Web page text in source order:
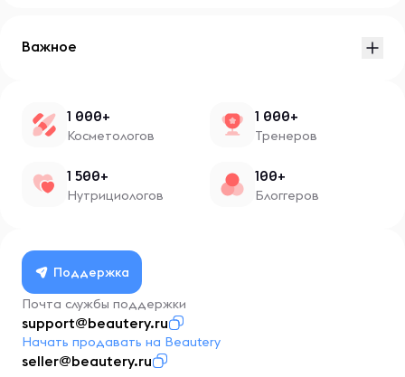
Важное
1 000+
Косметологов
1 000+
Тренеров
1 500+
Нутрициологов
100+
Блоггеров
Поддержка
Почта службы поддержки
support@beautery.ru
Начать продавать на Beautery
seller@beautery.ru